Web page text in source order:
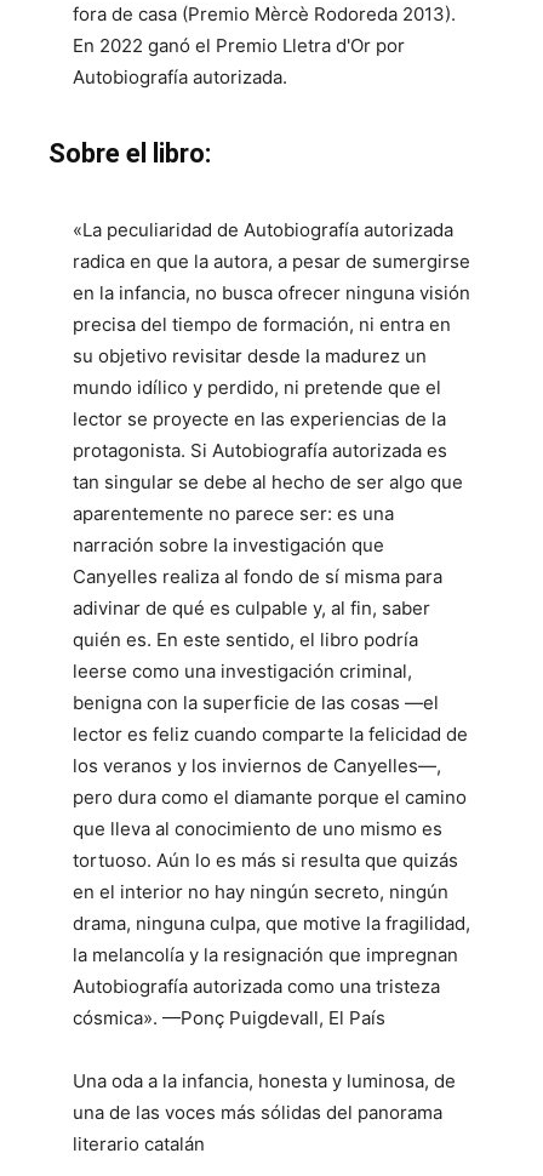
fora de casa (Premio Mèrcè Rodoreda 2013).
En 2022 ganó el Premio Lletra d'Or por
Autobiografía autorizada.
Sobre el libro:
«La peculiaridad de Autobiografía autorizada
radica en que la autora, a pesar de sumergirse
en la infancia, no busca ofrecer ninguna visión
precisa del tiempo de formación, ni entra en
su objetivo revisitar desde la madurez un
mundo idílico y perdido, ni pretende que el
lector se proyecte en las experiencias de la
protagonista. Si Autobiografía autorizada es
tan singular se debe al hecho de ser algo que
aparentemente no parece ser: es una
narración sobre la investigación que
Canyelles realiza al fondo de sí misma para
adivinar de qué es culpable y, al fin, saber
quién es. En este sentido, el libro podría
leerse como una investigación criminal,
benigna con la superficie de las cosas —el
lector es feliz cuando comparte la felicidad de
los veranos y los inviernos de Canyelles—,
pero dura como el diamante porque el camino
que lleva al conocimiento de uno mismo es
tortuoso. Aún lo es más si resulta que quizás
en el interior no hay ningún secreto, ningún
drama, ninguna culpa, que motive la fragilidad,
la melancolía y la resignación que impregnan
Autobiografía autorizada como una tristeza
cósmica». —Ponç Puigdevall, El País
Una oda a la infancia, honesta y luminosa, de
una de las voces más sólidas del panorama
literario catalán